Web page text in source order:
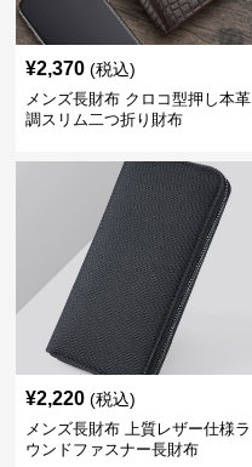
¥2,370 (税込)
メンズ長財布 クロコ型押し本革
調スリム二つ折り財布
¥2,220 (税込)
メンズ長財布 上質レザー仕様ラ
ウンドファスナー長財布